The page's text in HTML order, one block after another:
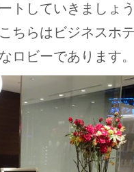
トしていきましょ
ちらはビジネスホ
ロビーであります